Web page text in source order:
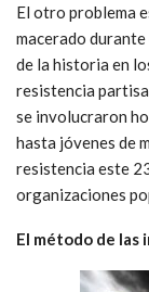
El otro problema
macerado
de la historia en
resistencia
se involucraron
hasta jóvenes de
resistencia este
organizaciones
El método de las